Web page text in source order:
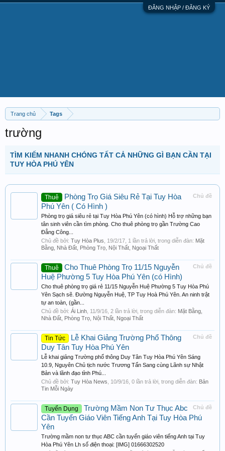
ĐĂNG NHẬP / ĐĂNG KÝ
Trang chủ Tags
trường
TÌM KIẾM NHANH CHÓNG TẤT CẢ NHỮNG GÌ BẠN CẦN TẠI
TUY HÒA PHÚ YÊN
Chủ đề
Thuê
Phòng Trọ Giá Siêu Rẻ Tại Tuy Hòa
Phú Yên ( Có Hình )
Phòng trọ giá siêu rẻ tại Tuy Hòa Phú Yên (có hình) Hỗ trợ những bạn
tân sinh viên cần tìm phòng. Cho thuê phòng trọ gần Trường Cao
Đẳng Công...
Chủ đề bởi: Tuy Hòa Plus 19/2/17 , 1 lần trả lời, trong diễn đàn: Mặt
Bằng, Nhà Đất, Phòng Trọ, Nội Thất, Ngoại Thất
Chủ đề
Thuê
Cho Thuê Phòng Trọ 11/15 Nguyễn
Huệ Phường 5 Tuy Hòa Phú Yên (có Hình)
Cho thuê phòng trọ giá rẻ 11/15 Nguyễn Huệ Phường 5 Tuy Hòa Phú
Yên Sạch sẽ. Đường Nguyễn Huệ, TP Tuy Hoà Phú Yên. An ninh trật
tự an toàn, (gần...
Chủ đề bởi: Ái Linh 11/9/16 , 2 lần trả lời, trong diễn đàn: Mặt Bằng,
Nhà Đất, Phòng Trọ, Nội Thất, Ngoại Thất
Chủ đề
Tin Tức
Lễ Khai Giảng Trường Phổ Thông
Duy Tân Tuy Hòa Phú Yên
Lễ khai giảng Trường phổ thông Duy Tân Tuy Hòa Phú Yên Sáng
10.9, Nguyên Chủ tịch nước Trương Tấn Sang cùng Lãnh sự Nhật
Bản và lãnh đạo tỉnh Phú...
Chủ đề bởi: Tuy Hòa News 10/9/16 , 0 lần trả lời, trong diễn đàn: Bản
Tin Mỗi Ngày
Chủ đề
Tuyển Dụng
Trường Mầm Non Tư Thục Abc
Cần Tuyển Giáo Viên Tiếng Anh Tại Tuy Hòa Phú
Yên
Trường mầm non tư thục ABC cần tuyển giáo viên tiếng Anh tại Tuy
Hòa Phú Yên Lh số điện thoại: [IMG] 01666302520